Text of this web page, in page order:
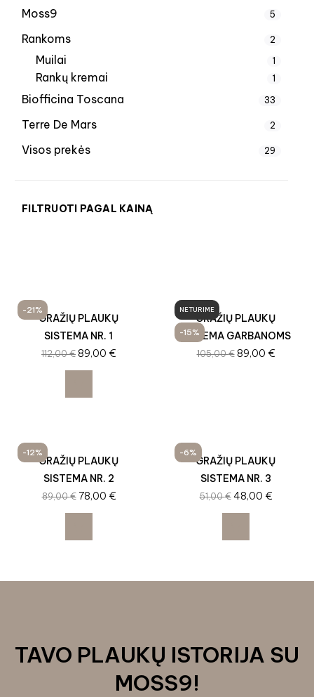
Moss9 5
Rankoms 2
Muilai 1
Rankų kremai 1
Biofficina Toscana 33
Terre De Mars 2
Visos prekės 29
FILTRUOTI PAGAL KAINĄ
-21%
GRAŽIŲ PLAUKŲ
SISTEMA NR. 1
112,00€ 89,00 €
NETURIME
-15%
GRAŽIŲ PLAUKŲ
SISTEMA GARBANOMS
105,00€ 89,00 €
-12%
GRAŽIŲ PLAUKŲ
SISTEMA NR. 2
89,00€ 78,00 €
-6%
GRAŽIŲ PLAUKŲ
SISTEMA NR. 3
51,00€ 48,00 €
TAVO PLAUKŲ ISTORIJA SU
MOSS9!